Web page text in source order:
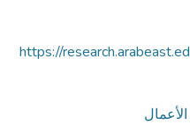
https://